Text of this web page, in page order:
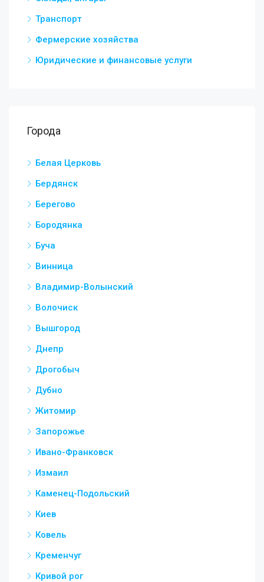
Транспорт
Фермерские хозяйства
Юридические и финансовые услуги
Города
Белая Церковь
Бердянск
Берегово
Бородянка
Буча
Винница
Владимир-Волынский
Волочиск
Вышгород
Днепр
Дрогобыч
Дубно
Житомир
Запорожье
Ивано-Франковск
Измаил
Каменец-Подольский
Киев
Ковель
Кременчуг
Кривой рог